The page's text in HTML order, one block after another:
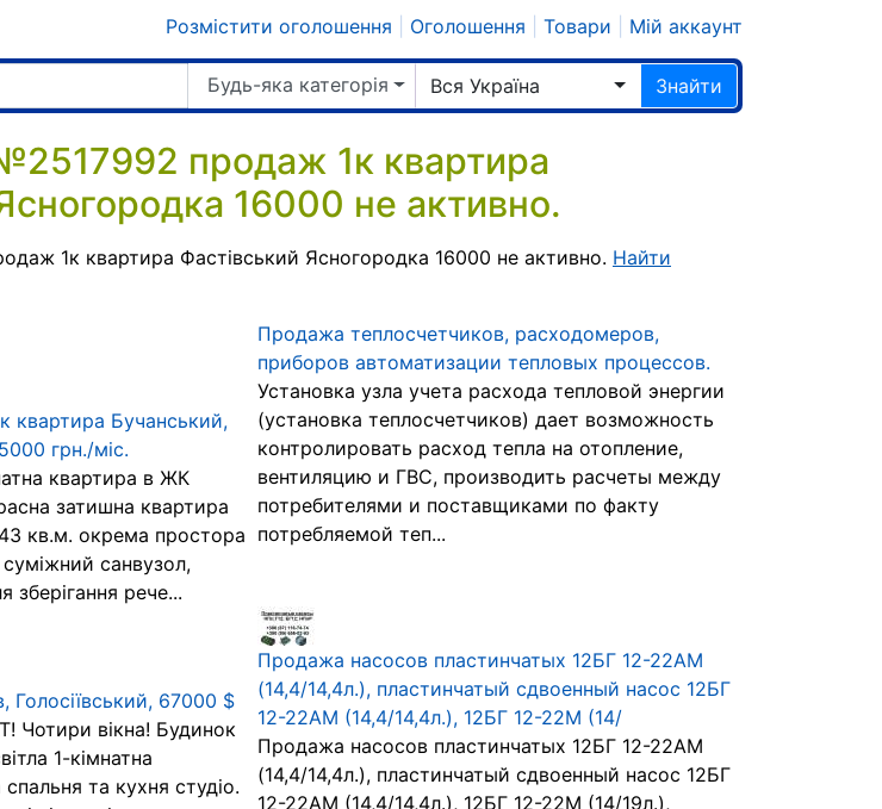
Розмістити оголошення Оголошення Товари Мій аккаунт
Будь-яка категорія Вся Україна Знайти
продаж 1к квартира
16000 не активно.
1к квартира Фастівський Ясногородка 16000 не активно. Найти
квартира Бучанський,
грн./міс.
квартира в ЖК
затишна квартира
кв.м. окрема простора
санвузол,
зберігання рече...
Продажа теплосчетчиков, расходомеров,
приборов автоматизации тепловых процессов.
Установка узла учета расхода тепловой энергии
(установка теплосчетчиков) дает возможность
контролировать расход тепла на отопление,
вентиляцию и ГВС, производить расчеты между
потребителями и поставщиками по факту
потребляемой теп...
Голосіївський, 67000 $
вікна! Будинок
1-кімнатна
та кухня студіо.
Продажа насосов пластинчатых 12БГ 12-22АМ
(14,4/14,4л.), пластинчатый сдвоенный насос 12БГ
12-22АМ (14,4/14,4л.), 12БГ 12-22М (14/
Продажа насосов пластинчатых 12БГ 12-22АМ
(14,4/14,4л.), пластинчатый сдвоенный насос 12БГ
12-22АМ (14,4/14,4л.), 12БГ 12-22М (14/19л.),